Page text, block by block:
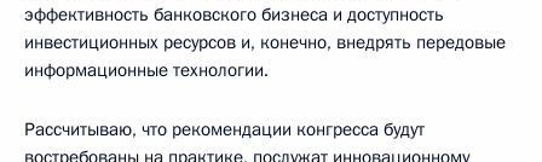
эффективность банковского бизнеса и доступность
инвестиционных ресурсов и, конечно, внедрять передовые
информационные технологии.
Рассчитываю, что рекомендации конгресса будут
востребованы на практике, послужат инновационному